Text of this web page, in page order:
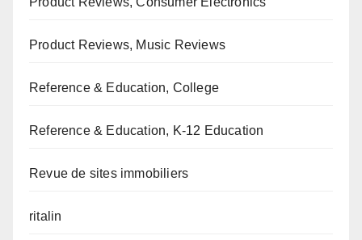
Product Reviews, Music Reviews
Reference & Education, College
Reference & Education, K-12 Education
Revue de sites immobiliers
ritalin